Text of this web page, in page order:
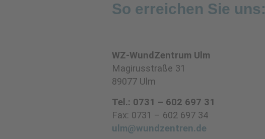
So erreichen Sie uns:
WZ-WundZentrum Ulm
Magirusstraße 31
89077 Ulm
Tel.: 0731 – 602 697 31
Fax: 0731 – 602 697 34
ulm@wundzentren.de